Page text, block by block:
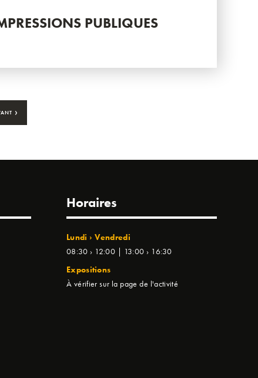
PUBLIQUES
›
Horaires
Lundi › Vendredi
08:30 › 12:00 | 13:00 › 16:30
Expositions
À vérifier sur la page de l'activité